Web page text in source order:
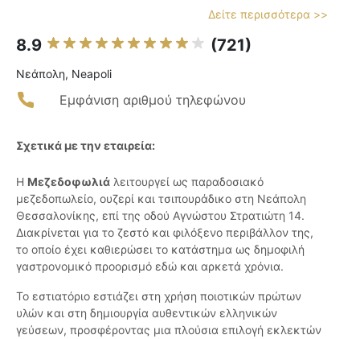
Δείτε περισσότερα >>
8.9 (721)
Νεάπολη, Neapoli
Εμφάνιση αριθμού τηλεφώνου
Σχετικά με την εταιρεία:
Η Μεζεδοφωλιά λειτουργεί ως παραδοσιακό
μεζεδοπωλείο, ουζερί και τσιπουράδικο στη Νεάπολη
Θεσσαλονίκης, επί της οδού Αγνώστου Στρατιώτη 14.
Διακρίνεται για το ζεστό και φιλόξενο περιβάλλον της,
το οποίο έχει καθιερώσει το κατάστημα ως δημοφιλή
γαστρονομικό προορισμό εδώ και αρκετά χρόνια.
Το εστιατόριο εστιάζει στη χρήση ποιοτικών πρώτων
υλών και στη δημιουργία αυθεντικών ελληνικών
γεύσεων, προσφέροντας μια πλούσια επιλογή εκλεκτών